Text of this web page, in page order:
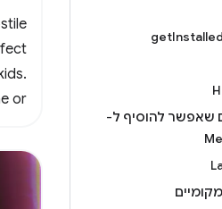
שאפשר להוסיף ל-
or